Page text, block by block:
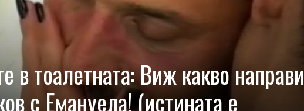
в тоалетната: Виж какво направи
с Емануела! (истината е